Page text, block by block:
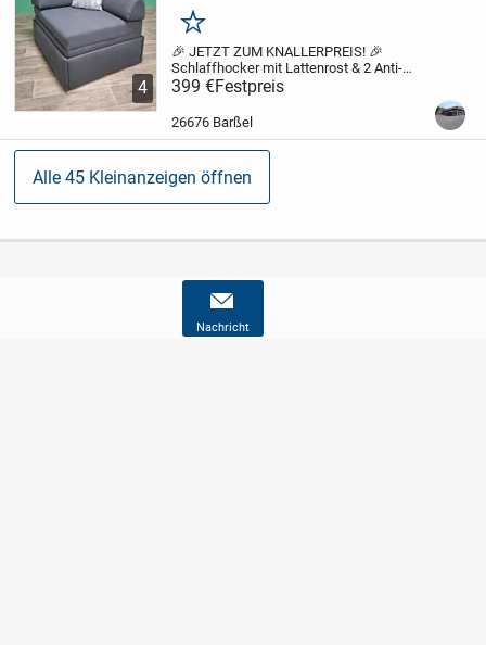
Nachricht
4
Merken
🎉 JETZT ZUM KNALLERPREIS! 🎉
Schlaffhocker mit Lattenrost & 2 Anti-
Rutsch-Kissen✅ Nur 399 € statt 899 € –
über 50 % Rabatt!
× 81 cm🛌 Ausgezogen: 200 × 81 cm –
399 €Festpreis
26676 Barßel
Alle 45 Kleinanzeigen öffnen